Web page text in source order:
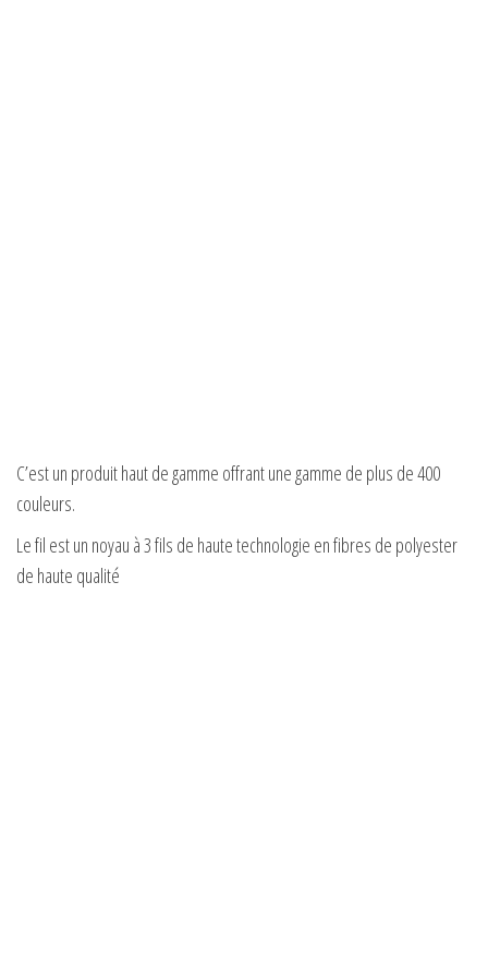
C’est un produit haut de gamme offrant une gamme de plus de 400
couleurs.
Le fil est un noyau à 3 fils de haute technologie en fibres de polyester
de haute qualité